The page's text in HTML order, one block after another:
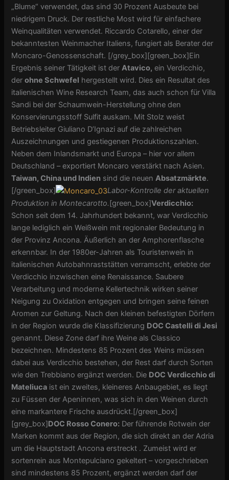
„Blume“ verwendet, das sind 30 Prozent Ausbeute bei
niedrigem Druck. Der restliche Most wird für einfachere
Weinqualitäten verwendet. Riccardo Cotarello, einer der
bekanntesten Weinmacher Italiens, fungiert als Berater der
Moncaro-Genossenschaft. [/grey_box][green_box]Ein
Ergebnis seiner Tätigkeit ist derAtavico, ein Verdicchio,
derohne Schwefel hergestellt wird. Dies ein Resultat des
italienischen Wine Research Team, das auch schon für Villa
Sandi bei der Schaumwein-Herstellung ohne den
Konservierungsstoff Sulfit auskam. Mit Stolz weist
Betriebsleiter Giuliano D’Ignazi auf die zahlreichen
Auszeichnungen und gestiegenen Produktionszahlen.
Neben dem Inlandsmarkt und Europa – hier vor allem
Deutschland – exportiert Moncaro verstärkt nach Asien.
Taiwan, China und Indien sind die neuenAbsatzmärkte.
[/green_box]
Labor-Kontrolle der aktuellen
Produktion in Montecarotto.[green_box]Verdicchio:
Schon seit dem 14. Jahrhundert bekannt, war Verdicchio
lange lediglich ein Weißwein mit regionaler Bedeutung in
der Provinz Ancona. Äußerlich an der Amphorenflasche
erkennbar. In der 1980er-Jahren als Touristenwein in
italienischen Autobahnraststätten verramscht, erlebte der
Verdicchio inzwischen eine Renaissance. Saubere
Verarbeitung und moderne Kellertechnik wirken seiner
Neigung zu Oxidation entgegen und bringen seine feinen
Aromen zur Geltung. Nach den kleinen befestigten Dörfern
in der Region wurde die Klassifizierung DOC Castelli di Jesi
genannt. Diese Zone darf ihre Weine als Classico
bezeichnen. Mindestens 85 Prozent des Weins müssen
dabei aus Verdicchio bestehen, der Rest darf durch Sorten
wie den Trebbiano ergänzt werden. Die DOC Verdicchio di
Mateliuca ist ein zweites, kleineres Anbaugebiet, es liegt
zu Füssen der Apeninnen, was sich in den Weinen durch
eine markantere Frische ausdrückt.[/green_box]
[grey_box]DOC Rosso Conero: Der führende Rotwein der
Marken kommt aus der Region, die sich direkt an der Adria
um die Hauptstadt Ancona erstreckt . Zumeist wird er
sortenrein aus Montepulciano gekeltert – vorgeschrieben
sind mindestens 85 Prozent, ergänzt werden darf der